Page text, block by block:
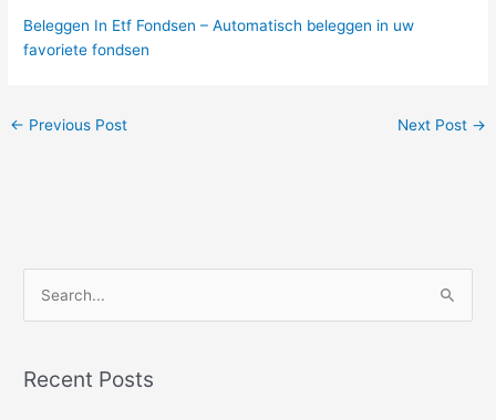
Beleggen In Etf Fondsen – Automatisch beleggen in uw
favoriete fondsen
← Previous Post Next Post →
rRecent Posts